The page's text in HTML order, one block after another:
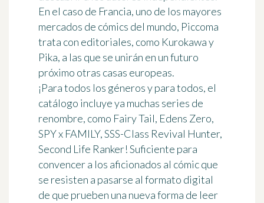
En el caso de Francia, uno de los mayores
mercados de cómics del mundo, Piccoma
trata con editoriales, como Kurokawa y
Pika, a las que se unirán en un futuro
próximo otras casas europeas.
¡Para todos los géneros y para todos, el
catálogo incluye ya muchas series de
renombre, como Fairy Tail, Edens Zero,
SPY x FAMILY, SSS-Class Revival Hunter,
Second Life Ranker! Suficiente para
convencer a los aficionados al cómic que
se resisten a pasarse al formato digital
de que prueben una nueva forma de leer